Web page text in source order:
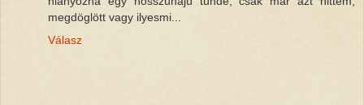
megdöglött vagy ilyesmi...
Válasz